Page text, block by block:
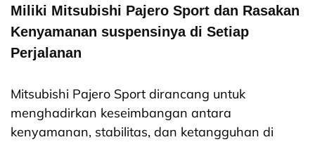
Miliki Mitsubishi Pajero Sport dan Rasakan
Kenyamanan suspensinya di Setiap
Perjalanan
Mitsubishi Pajero Sport dirancang untuk
menghadirkan keseimbangan antara
kenyamanan, stabilitas, dan ketangguhan di